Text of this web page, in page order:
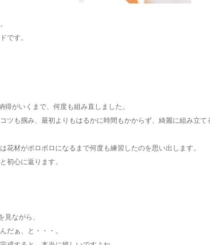
です。
得がいくまで、何度も組み直しました。
ツも掴み、最初よりもはるかに時間もかからず、綺麗に組み立て
花材がボロボロになるまで何度も練習したのを思い出します。
初心に返ります。
見ながら、
だぁ、と・・・。